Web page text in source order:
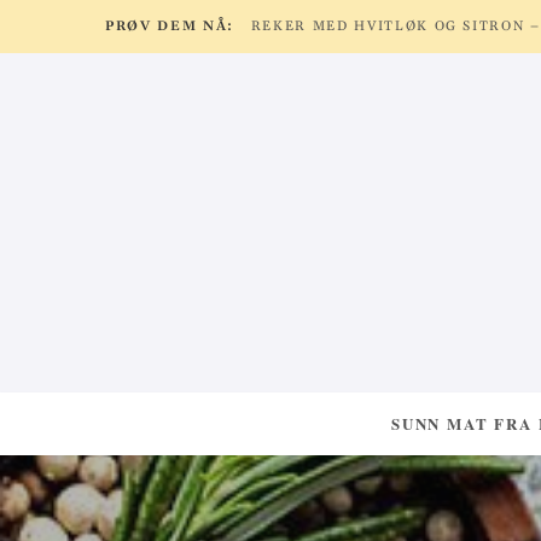
PRØV DEM NÅ:
SUNN MAT